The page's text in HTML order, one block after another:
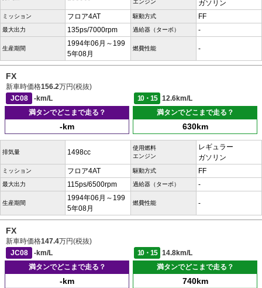
エンジン
ガソリン
ミッション フロア4AT 駆動方式 FF
最大出力 135ps/7000rpm 過給器（ターボ） -
生産期間
1994年06月～199
5年08月
燃費性能 -
FX
新車時価格156.2万円(税抜)
JC08
-km/L 10・15
12.6km/L
満タンでどこまで走る？
-km
満タンでどこまで走る？
630km
排気量 1498cc
使用燃料
エンジン
レギュラー
ガソリン
ミッション フロア4AT 駆動方式 FF
最大出力 115ps/6500rpm 過給器（ターボ） -
生産期間
1994年06月～199
5年08月
燃費性能 -
FX
新車時価格147.4万円(税抜)
JC08
-km/L 10・15
14.8km/L
満タンでどこまで走る？
-km
満タンでどこまで走る？
740km